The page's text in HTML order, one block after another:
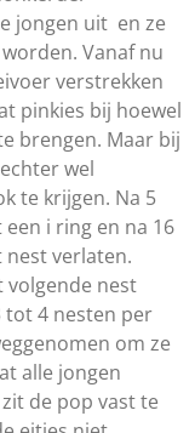
jongen uit en ze
Vanaf nu
verstrekken
pinkies bij hoewel
brengen. Maar bij
wel
te krijgen. Na 5
i ring en na 16
nest verlaten.
volgende nest
tot 4 nesten per
om ze
alle jongen
de pop vast te